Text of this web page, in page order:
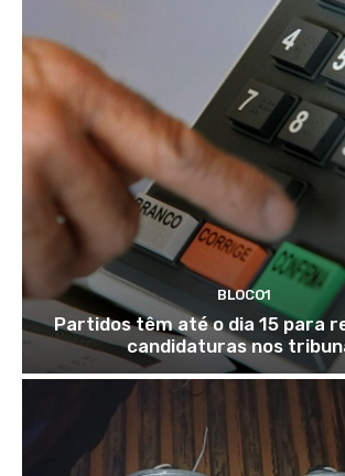
BLOCO1
Partidos têm até o dia 15 para
candidaturas nos